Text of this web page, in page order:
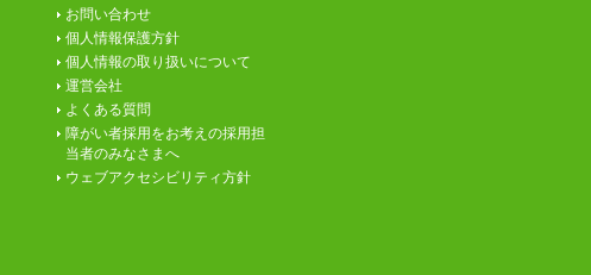
お問い合わせ
個人情報保護方針
個人情報の取り扱いについて
運営会社
よくある質問
障がい者採用をお考えの採用担
当者のみなさまへ
ウェブアクセシビリティ方針